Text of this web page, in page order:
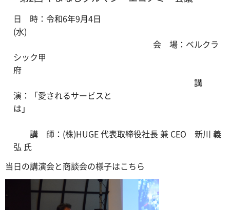
日 時：令和6年9月4日
(水)
会 場：ベルクラ
シック甲
府
講
演：「愛されるサービスと
は」
講 師：(株)HUGE 代表取締役社長 兼 CEO 新川 義
弘 氏
当日の講演会と商談会の様子はこちら